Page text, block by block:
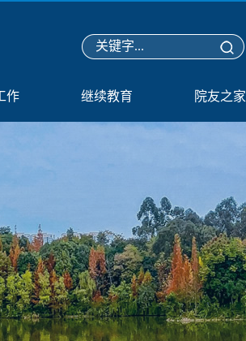
作 继续教育
院友之家